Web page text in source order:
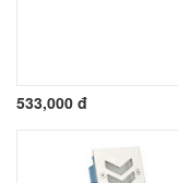
533,000 đ